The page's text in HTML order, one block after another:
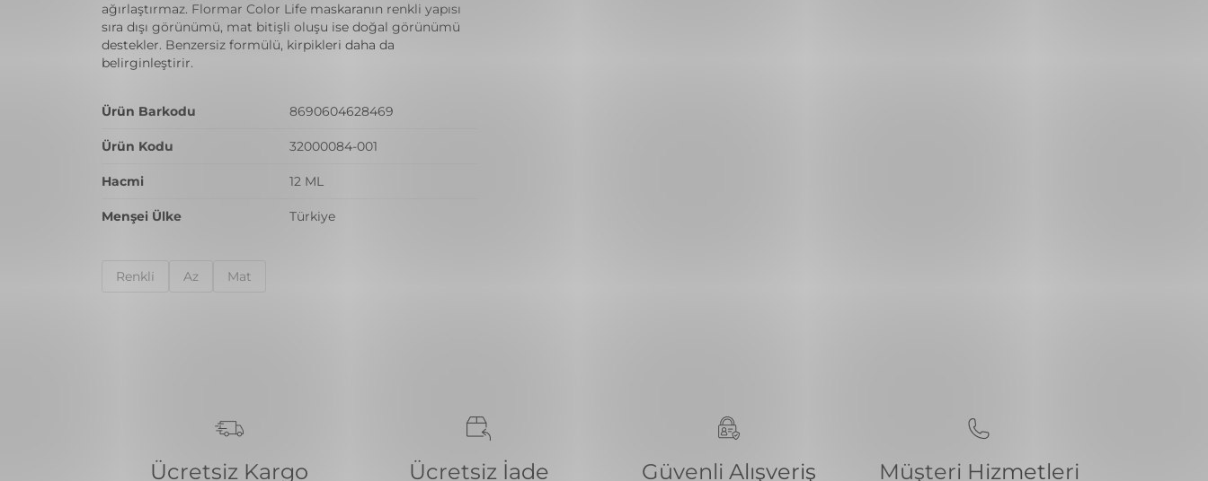
ağırlaştırmaz. Flormar Color Life maskaranın renkli yapısı
sıra dışı görünümü, mat bitişli oluşu ise doğal görünümü
destekler. Benzersiz formülü, kirpikleri daha da
belirginleştirir.
Ürün Barkodu 8690604628469
Ürün Kodu 32000084-001
Hacmi 12 ML
Menşei Ülke Türkiye
Renkli̇ Az Mat
Ücretsiz Kargo Ücretsiz İade Güvenli Alışveriş Müşteri Hizmetleri